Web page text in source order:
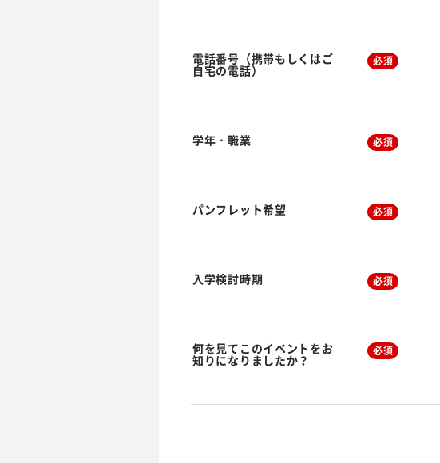
電話番号（携帯もしくはご
自宅の電話）
必須
学年・職業 必須
パンフレット希望 必須
入学検討時期 必須
何を見てこのイベントをお
知りになりましたか？
必須